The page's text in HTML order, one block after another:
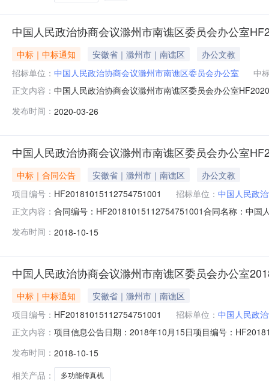
中国人民政治协商会议滁州市南谯区委员会办公室
中标｜中标通知 安徽省｜滁州市｜南谯区
办公文教
招标单位： 中国人民政治协商会议滁州市南谯区委员会办公室
中
正文内容： 中国人民政治协商会议滁州市南谯区委员会办公室
HF20200323195334520001直接采购项目采购人(甲方)
发布时间： 2020-03-26
中国人民政治协商会议滁州市南谯区委员会办公室
中标｜合同公告 安徽省｜滁州市｜南谯区
办公文教
项目编号： HF20181015112754751001 招标单位： 中国人民政
正文内容： 合同编号：HF20181015112754751001合同名称：中国
谯区委员会办公室供应商(乙方)：滁州商睿电子科技有
发布时间： 2018-10-15
中国人民政治协商会议滁州市南谯区委员会办公室
中标｜中标通知
安徽省｜滁州市｜南谯区
项目编号： HF20181015112754751001 招标单位： 中国人民政
正文内容： 项目信息公告日期：2018年10月15日项目编号：
备注：商品信息商品名称计量单位数量配置报价预算总
发布时间： 2018-10-15
相关产品：
多功能传真机